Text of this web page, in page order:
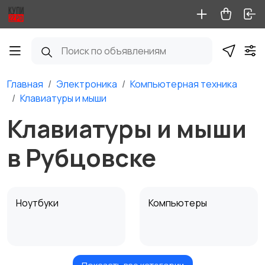
Главная Электроника
Компьютерная техника
Клавиатуры и мыши
Клавиатуры и мыши
в Рубцовске
Ноутбуки Компьютеры